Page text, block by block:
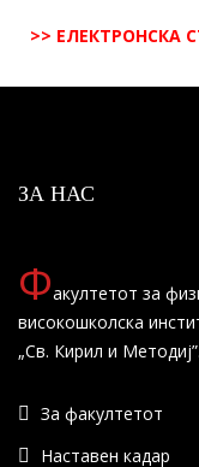
>> ЕЛЕКТРОНСКА
ЗА НАС
Факултетот за
високошколска
„Св. Кирил и Методиј”.
За факултетот
Наставен кадар